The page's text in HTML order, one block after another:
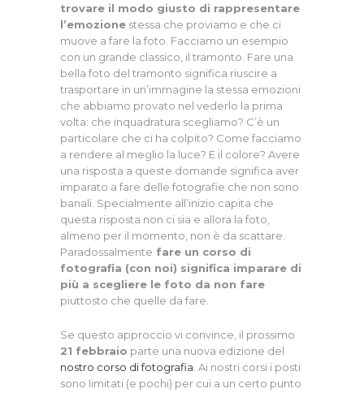
trovare il modo giusto di rappresentare
l’emozione stessa che proviamo e che ci
muove a fare la foto. Facciamo un esempio
con un grande classico, il tramonto. Fare una
bella foto del tramonto significa riuscire a
trasportare in un’immagine la stessa emozioni
che abbiamo provato nel vederlo la prima
volta: che inquadratura scegliamo? C’è un
particolare che ci ha colpito? Come facciamo
a rendere al meglio la luce? E il colore? Avere
una risposta a queste domande significa aver
imparato a fare delle fotografie che non sono
banali. Specialmente all’inizio capita che
questa risposta non ci sia e allora la foto,
almeno per il momento, non è da scattare.
Paradossalmente fare un corso di
fotografia (con noi) significa imparare di
più a scegliere le foto da non fare
piuttosto che quelle da fare.
Se questo approccio vi convince, il prossimo
21 febbraio parte una nuova edizione del
nostro corso di fotografia. Ai nostri corsi i posti
sono limitati (e pochi) per cui a un certo punto